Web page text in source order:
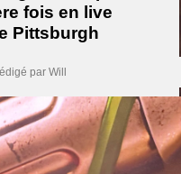
fois en live
Pittsburgh
par Will